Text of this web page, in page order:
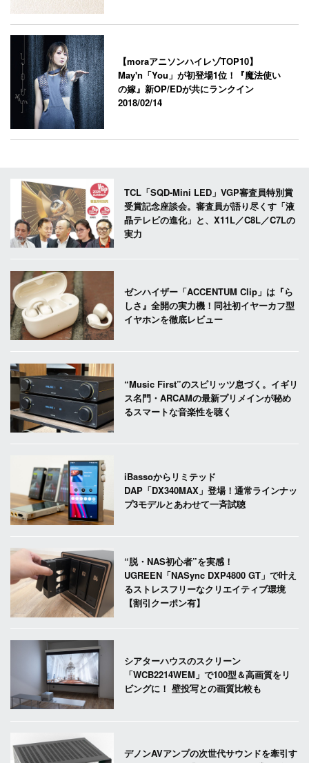
【moraアニソンハイレゾTOP10】
May'n「You」が初登場1位！『魔法使い
の嫁』新OP/EDが共にランクイン
2018/02/14
TCL「SQD-Mini LED」VGP審査員特別賞
受賞記念座談会。審査員が語り尽くす「液
晶テレビの進化」と、X11L／C8L／C7Lの
実力
ゼンハイザー「ACCENTUM Clip」は『ら
しさ』全開の実力機！同社初イヤーカフ型
イヤホンを徹底レビュー
“Music First”のスピリッツ息づく。イギリ
ス名門・ARCAMの最新プリメインが秘め
るスマートな音楽性を聴く
iBassoからリミテッド
DAP「DX340MAX」登場！通常ラインナッ
プ3モデルとあわせて一斉試聴
“脱・NAS初心者”を実感！
UGREEN「NASync DXP4800 GT」で叶え
るストレスフリーなクリエイティブ環境
【割引クーポン有】
シアターハウスのスクリーン
「WCB2214WEM」で100型＆高画質をリ
ビングに！ 壁投写との画質比較も
デノンAVアンプの次世代サウンドを牽引す